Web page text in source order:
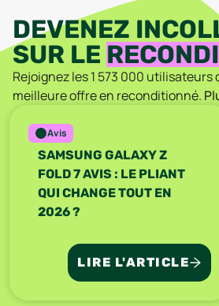
DEVENEZ
SUR LE
Rejoignez les1 573 000 utilisateurs
meilleure offre en reconditionné.
Avis
SAMSUNG GALAXY Z
FOLD 7 AVIS : LE PLIANT
QUI CHANGE TOUT EN
2026 ?
LIRE L'ARTICLE